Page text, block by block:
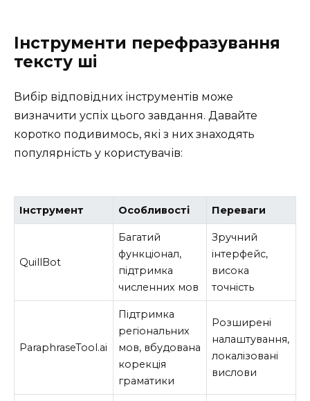
Інструменти перефразування
тексту ші
Вибір відповідних інструментів може
визначити успіх цього завдання. Давайте
коротко подивимось, які з них знаходять
популярність у користувачів:
Інструмент Особливості Переваги
QuillBot
Багатий
функціонал,
підтримка
численних мов
Зручний
інтерфейс,
висока
точність
ParaphraseTool.ai
Підтримка
регіональних
мов, вбудована
корекція
граматики
Розширені
налаштування,
локалізовані
вислови